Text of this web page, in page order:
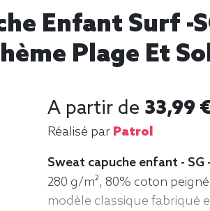
Enfant Surf -
Plage Et
A partir de 33,99
Réalisé par Patrol
Sweat capuche enfant -
280 g/m², 80% coton
modèle classique fabriqué